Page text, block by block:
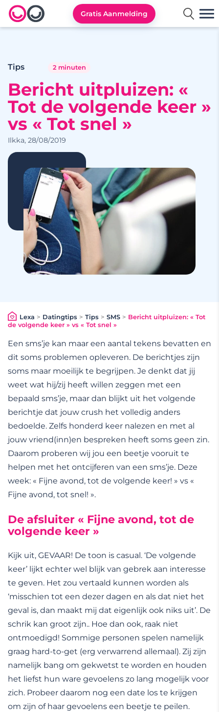
Lexa logo
Gratis Aanmelding
Tips 2 minuten
Bericht uitpluizen: «
Tot de volgende keer »
vs « Tot snel »
Ilkka, 28/08/2019
Lexa > Datingtips > Tips > SMS > Bericht uitpluizen: « Tot
de volgende keer » vs « Tot snel »
Een sms’je kan maar een aantal tekens bevatten en
dit soms problemen opleveren. De berichtjes zijn
soms maar moeilijk te begrijpen. Je denkt dat jij
weet wat hij/zij heeft willen zeggen met een
bepaald sms’je, maar dan blijkt uit het volgende
berichtje dat jouw crush het volledig anders
bedoelde. Zelfs honderd keer nalezen en met al
jouw vriend(inn)en bespreken heeft soms geen zin.
Daarom proberen wij jou een beetje vooruit te
helpen met het ontcijferen van een sms’je. Deze
week: « Fijne avond, tot de volgende keer! » vs «
Fijne avond, tot snel! ».
De afsluiter « Fijne avond, tot de
volgende keer »
Kijk uit, GEVAAR! De toon is casual. ‘De volgende
keer’ lijkt echter wel blijk van gebrek aan interesse
te geven. Het zou vertaald kunnen worden als
‘misschien tot een dezer dagen en als dat niet het
geval is, dan maakt mij dat eigenlijk ook niks uit’. De
schrik kan groot zijn.. Hoe dan ook, raak niet
ontmoedigd! Sommige personen spelen namelijk
graag hard-to-get (erg verwarrend allemaal). Zij zijn
namelijk bang om gekwetst te worden en houden
het liefst hun ware gevoelens zo lang mogelijk voor
zich. Probeer daarom nog een date los te krijgen
om zijn of haar gevoelens een beetje te peilen.